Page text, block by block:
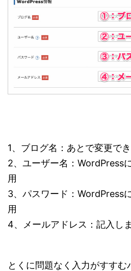
1、ブログ名：あとで変更で
2、ユーザー名：WordPress
用
3、パスワード：WordPress
用
4、メールアドレス：記入し
とくに問題なく入力がすすむ